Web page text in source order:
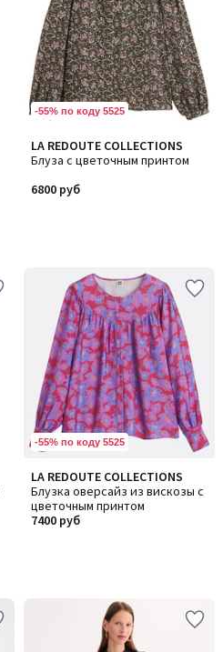
-55% по коду 5525
LA REDOUTE COLLECTIONS
Блуза с цветочным принтом
6800 руб
-55% по коду 5525
LA REDOUTE COLLECTIONS
Блузка оверсайз из вискозы с
цветочным принтом
7400 руб